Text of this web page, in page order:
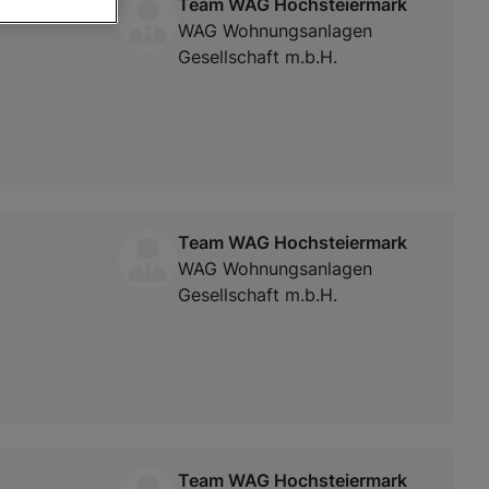
WAG Wohnungsanlagen
Gesellschaft m.b.H.
Team WAG Hochsteiermark
WAG Wohnungsanlagen
Gesellschaft m.b.H.
Team WAG Hochsteiermark
oder Zugriff